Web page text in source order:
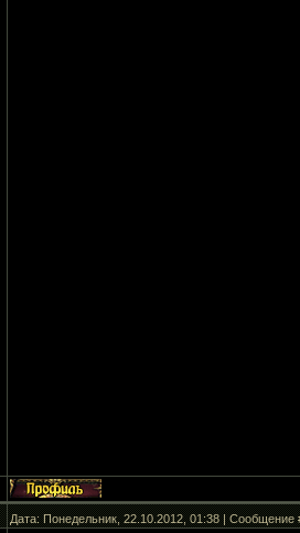
Дата: Понедельник, 22.10.2012, 01:38 | Сообщение